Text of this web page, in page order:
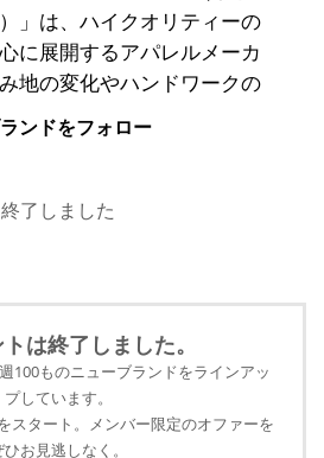
」は、ハイクオリティーの
に展開するアパレルメーカ
地の変化やハンドワークの
セーター、カーディガン、
といったクオリティーの高
ンドをフォロー
終了しました
は終了 しました。
100ものニューブランドをラインアッ
プしています。
スタート。メンバー限定のオファーを
ひお見逃しなく。